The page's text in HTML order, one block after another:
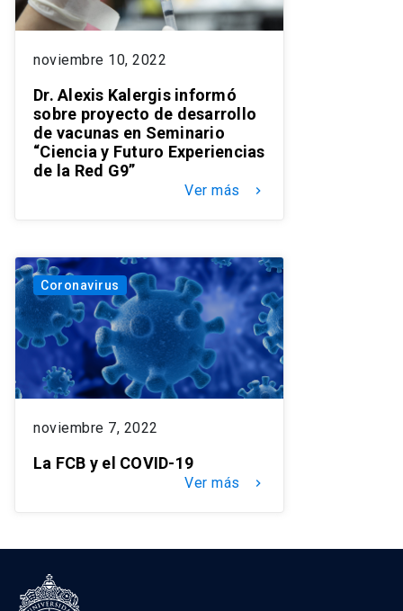
noviembre 10, 2022
Dr. Alexis Kalergis informó
sobre proyecto de desarrollo
de vacunas en Seminario
“Ciencia y Futuro Experiencias
de la Red G9”
Ver más keyboard_arrow_right
Coronavirus
noviembre 7, 2022
La FCB y el COVID-19
Ver más keyboard_arrow_right